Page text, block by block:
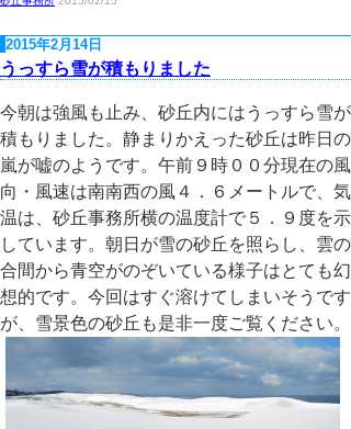
2015年2月14日
うっすら雪が積もりました
今朝は強風も止み、砂丘内にはうっすら雪が
積もりました。静まりかえった砂丘は昨日の
嵐が嘘のようです。午前９時００分現在の風
向・風速は南南西の風４．６メートルで、気
温は、砂丘事務所横の温度計で５．９度を示
しています。朝日が雪の砂丘を照らし、雲の
合間から青空がのぞいている様子はとても幻
想的です。今回はすぐ溶けてしまいそうです
が、雪景色の砂丘も是非一度ご覧ください。